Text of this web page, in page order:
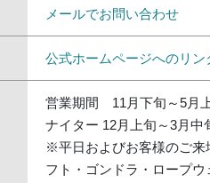
メールでお問い合わせ
公式ホームページへのリン
営業期間 11月下旬～5月上
ナイター 12月上旬～3月中
※平日およびお客様のご来
フト・ゴンドラ・ロープ